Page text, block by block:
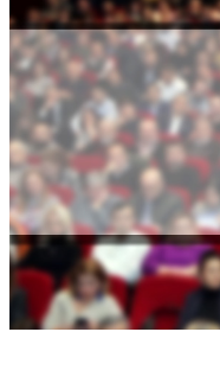
4 Şubat 2020
MUHTASAR
Yayın Tarihi: 5 Şubat 2020
Detay bilgiler:https://